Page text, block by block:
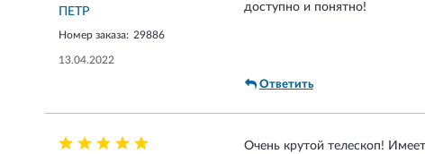
ПЕТР
Номер заказа: 29886
13.04.2022
доступно и понятно!
Ответить
Очень крутой телескоп!